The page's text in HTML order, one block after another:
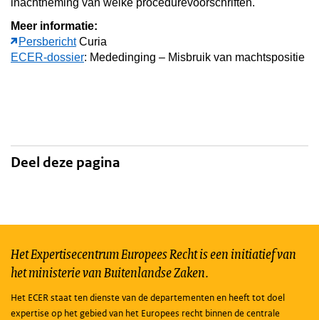
Meer informatie:
Persbericht Curia
ECER-dossier: Mededinging – Misbruik van machtspositie
Deel deze pagina
Het Expertisecentrum Europees Recht is een initiatief van
het ministerie van Buitenlandse Zaken.
Het ECER staat ten dienste van de departementen en heeft tot doel
expertise op het gebied van het Europees recht binnen de centrale